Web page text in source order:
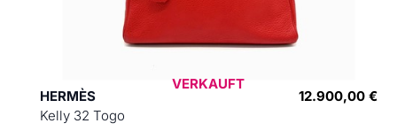
HERMÈS
Kelly 32 Togo
12.900,00 €
VERKAUFT